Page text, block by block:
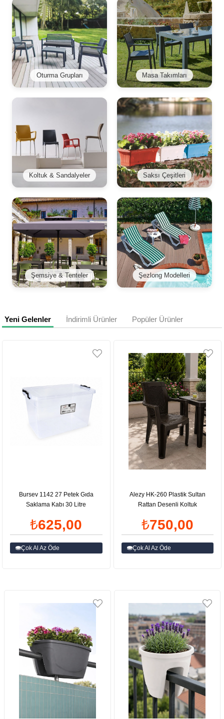
Oturma Grupları Masa Takımları
Koltuk & Sandalyeler Saksı Çeşitleri
Şemsiye & Tenteler Şezlong Modelleri
Yeni Gelenler İndirimli Ürünler Popüler Ürünler
Bursev 1142 27 Petek Gıda
Saklama Kabı 30 Litre
₺625,00
Çok Al Az Öde
Alezy HK-260 Plastik Sultan
Rattan Desenli Koltuk
₺750,00
Çok Al Az Öde